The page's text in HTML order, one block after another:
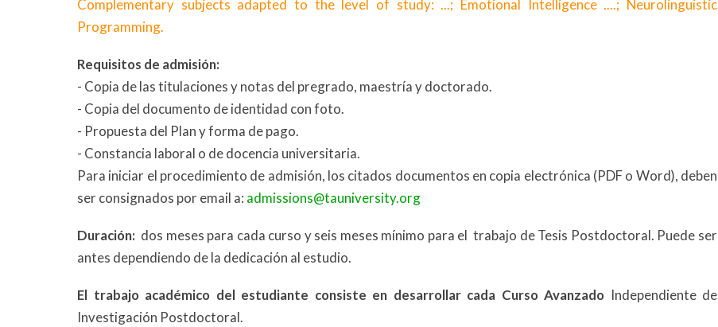
Complementary subjects adapted to the level of study: ...; Emotional Intelligence ....; Neurolinguistic
Programming.
Requisitos de admisión:
- Copia de las titulaciones y notas del pregrado, maestría y doctorado.
- Copia del documento de identidad con foto.
- Propuesta del Plan y forma de pago.
- Constancia laboral o de docencia universitaria.
Para iniciar el procedimiento de admisión, los citados documentos en copia electrónica (PDF o Word), deben
ser consignados por email a: admissions@tauniversity.org
Duración: dos meses para cada curso y seis meses mínimo para el trabajo de Tesis Postdoctoral. Puede ser
antes dependiendo de la dedicación al estudio.
El trabajo académico del estudiante consiste en desarrollar cada Curso Avanzado Independiente de
Investigación Postdoctoral.